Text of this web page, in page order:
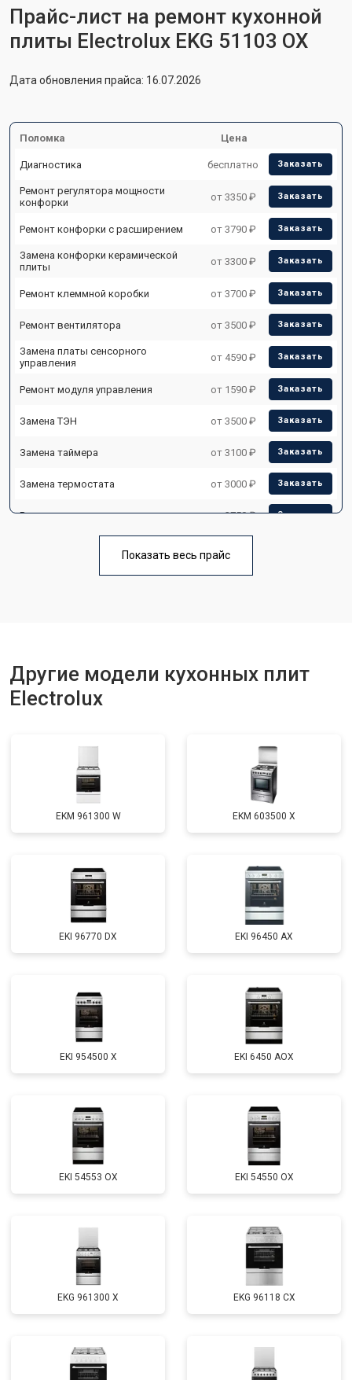
Прайс-лист на ремонт кухонной
плиты Electrolux EKG 51103 OX
Дата обновления прайса: 16.07.2026
Поломка Цена
Диагностика бесплатно Заказать
Ремонт регулятора мощности
конфорки
от 3350 ₽ Заказать
Ремонт конфорки с расширением от 3790 ₽ Заказать
Замена конфорки керамической
плиты
от 3300 ₽ Заказать
Ремонт клеммной коробки от 3700 ₽ Заказать
Ремонт вентилятора от 3500 ₽ Заказать
Замена платы сенсорного
управления
от 4590 ₽ Заказать
Ремонт модуля управления от 1590 ₽ Заказать
Замена ТЭН от 3500 ₽ Заказать
Замена таймера от 3100 ₽ Заказать
Замена термостата от 3000 ₽ Заказать
Ремонт электропроводки от 2750 ₽ Заказать
Ремонт чугунной конфорки от 2600 ₽
Показать весь прайс
Другие модели кухонных плит
Electrolux
EKM 961300 W EKM 603500 X
EKI 96770 DX EKI 96450 AX
EKI 954500 X EKI 6450 AOX
EKI 54553 OX EKI 54550 OX
EKG 961300 X EKG 96118 CX